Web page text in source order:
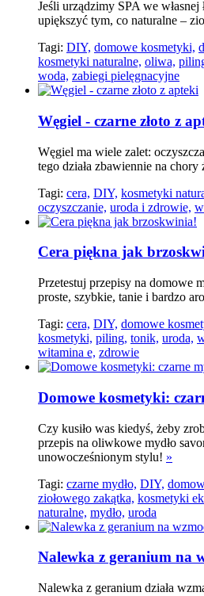
Jeśli urządzimy SPA we własnej
upiększyć tym, co naturalne –
Tagi: DIY, domowe kosmetyki,
kosmetyki naturalne, oliwa,
woda, zabiegi pielęgnacyjne
Węgiel - czarne złoto z
Węgiel ma wiele zalet:
tego działa zbawiennie na chory
Tagi: cera, DIY, kosmetyki
oczyszczanie, uroda i zdrowie,
Cera piękna jak
Przetestuj przepisy na domowe
proste, szybkie, tanie i bardzo
Tagi: cera, DIY, domowe
kosmetyki, piling, tonik, uroda,
witamina e, zdrowie
Domowe kosmetyki:
Czy kusiło was kiedyś, żeby
przepis na oliwkowe mydło
unowocześnionym stylu! »
Tagi: czarne mydło, DIY,
ziołowego zakątka, kosmetyki
naturalne, mydło, uroda
Nalewka z geranium na
Nalewka z geranium działa